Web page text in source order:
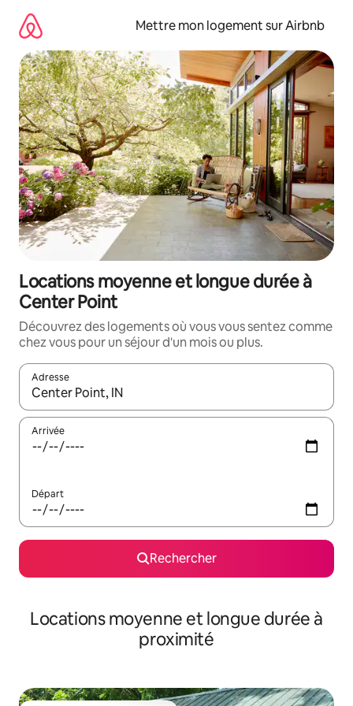
directement
contenu
Mettre mon logement sur Airbnb
Locations moyenne et longue durée à
Center Point
Découvrez des logements où vous vous sentez comme
chez vous pour un séjour d'un mois ou plus.
Adresse
Lorsque les résultats s'affichent, utilisez les flèches vers le
Arrivée
Départ
Rechercher
Locations moyenne et longue durée à
proximité